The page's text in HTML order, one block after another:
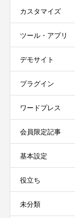
カスタマイズ
ツール・アプリ
デモサイト
プラグイン
ワードプレス
会員限定記事
基本設定
役立ち
未分類